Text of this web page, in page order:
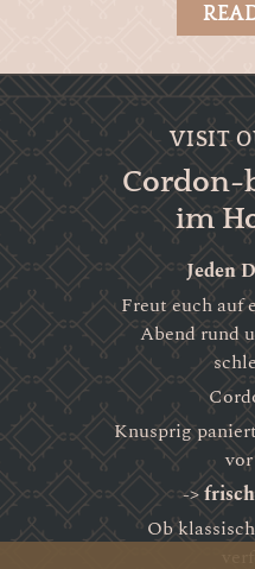
VISIT
Cordon-
im
Jeden
Freut euch auf
Abend rund
Knusprig
->
Ob